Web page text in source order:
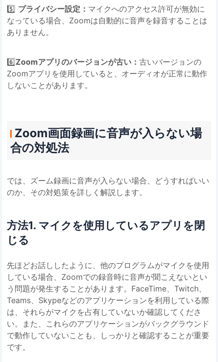
5️⃣ プライバシー設定： マイクへのアクセス許可が無効に
なっている場合、Zoomは自動的に音声を録音することは
ありません。
6️⃣ Zoomアプリのバージョンが古い：古いバージョンの
Zoomアプリを使用していると、オーディオが正常に動作
しないことがあります。
Zoom画面録画に音声が入らない場
合の対処法
では、ズーム録画に音声が入らない場合、どうすればいい
のか、その対処策を詳しく解説します。
方法1. マイクを使用しているアプリを閉
じる
先ほどお話ししたように、他のプログラムがマイクを使用
している場合、Zoomでの録音時に音声が聞こえないとい
う問題が発生することがあります。FaceTime、Twitch、
Teams、Skypeなどのアプリケーションを利用している際
は、それらがマイクを占有していないか確認してくださ
い。また、これらのアプリケーションがバックグラウンド
で動作していないことも、しっかりと確認することが重要
です。